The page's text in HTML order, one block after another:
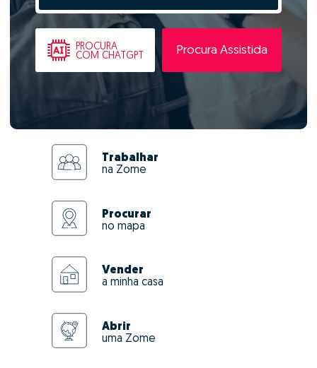
PROCURA
COM CHATGPT
Procura Assistida
Trabalhar
na Zome
Procurar
no mapa
Vender
a minha casa
Abrir
uma Zome